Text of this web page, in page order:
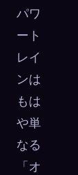
パワ
ート
レイ
ンは
もは
や単
なる
「オ